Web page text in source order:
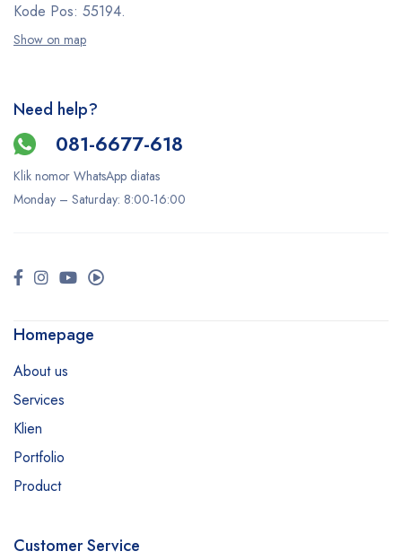
Kode Pos: 55194.
Show on map
Need help?
081-6677-618
Klik nomor WhatsApp diatas
Monday – Saturday: 8:00-16:00
Homepage
About us
Services
Klien
Portfolio
Product
Customer Service